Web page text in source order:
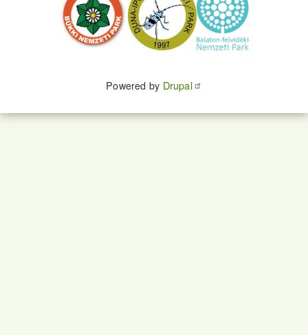
Powered by Drupal